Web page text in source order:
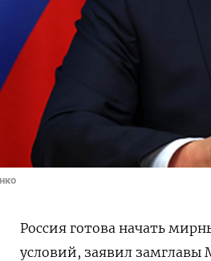
Россия готова начать
условий, заявил